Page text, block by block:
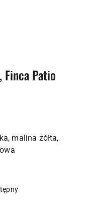
Finca Patio
malina żółta,